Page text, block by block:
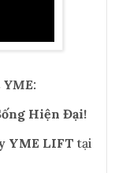
YME:
Hiện Đại!
YME LIFT tại